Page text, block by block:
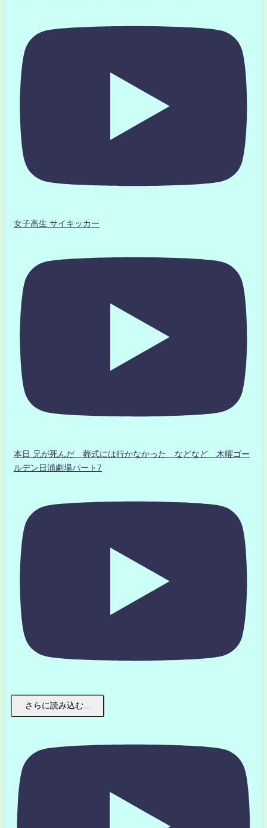
女子高生 サイキッカー
本日 兄が死んだ 葬式には行かなかった などなど 木曜ゴー
ルデン日浦劇場パート7
さらに読み込む...